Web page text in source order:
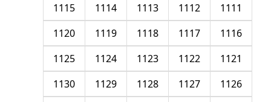
1111
1112
1113
1114
1115
1116
1117
1118
1119
1120
1121
1122
1123
1124
1125
1126
1127
1128
1129
1130